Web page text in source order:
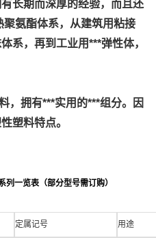
长期而深厚的经验，而且还
氨酯体系，从建筑用粘接
系，再到工业用***弹性体，
，拥有***实用的***组分。因
塑料特点。
列一览表（部分型号需订购）
定属记号 用途